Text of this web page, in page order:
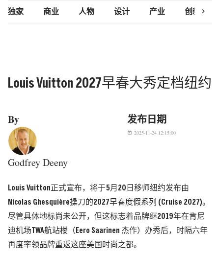
独家 商业 人物 设计 产业 创新研究
chevron_right
Louis Vuitton 2027早春大秀定档纽约
By
Godfrey Deeny
发布日期
today 2025-11-24 12:15:00
Louis Vuitton正式宣布，将于5月20日 移师纽约发布由
Nicolas Ghesquière操刀的2027早春度假系列 (Cruise 2027)。
尽管具体地标尚未公开，但这标志着品牌继2019年在肯尼
迪机场TWA航站楼（Eero Saarinen 杰作）办秀后，时隔六年
再度率领品牌重返这座美国时尚之都。